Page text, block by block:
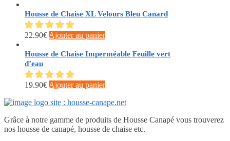
Housse de Chaise XL Velours Bleu Canard
22.90€ Ajouter au panier
Housse de Chaise Imperméable Feuille vert
d’eau
19.90€ Ajouter au panier
Grâce à notre gamme de produits de Housse Canapé vous trouverez
nos housse de canapé, housse de chaise etc.